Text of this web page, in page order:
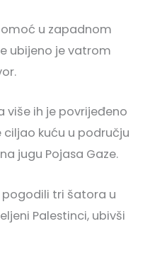
u zapadnom
ubijeno je vatrom
više ih je povrijeđeno
ciljao kuću u području
jugu Pojasa Gaze.
pogodili tri šatora u
Palestinci, ubivši